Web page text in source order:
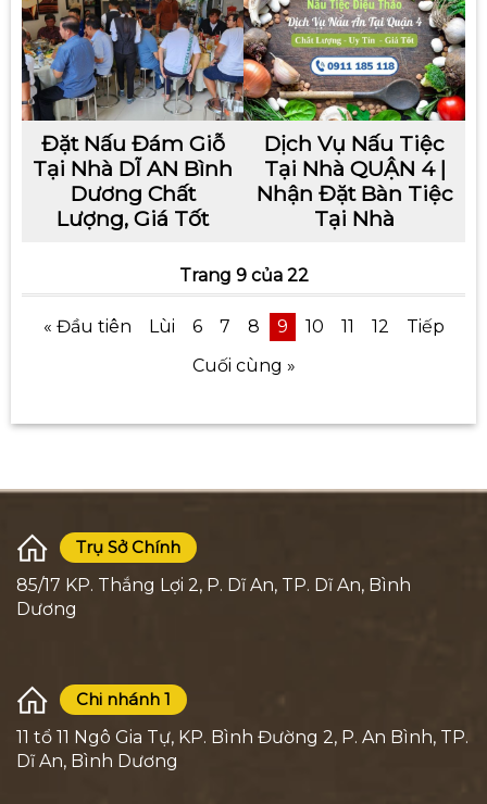
Đặt Nấu Đám Giỗ
Tại Nhà DĨ AN Bình
Dương Chất
Lượng, Giá Tốt
Dịch Vụ Nấu Tiệc
Tại Nhà QUẬN 4 |
Nhận Đặt Bàn Tiệc
Tại Nhà
Trang 9 của 22
« Đầu tiên Lùi 6 7 8 9 10 11 12
Tiếp
Cuối cùng »
Trụ Sở Chính
85/17 KP. Thắng Lợi 2, P. Dĩ An, TP. Dĩ An, Bình
Dương
Chi nhánh 1
11 tổ 11 Ngô Gia Tự, KP. Bình Đường 2, P. An Bình, TP.
Dĩ An, Bình Dương